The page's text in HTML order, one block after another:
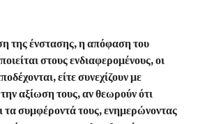
της ένστασης, η απόφαση του
στους ενδιαφερομένους, οι
είτε συνεχίζουν με
αξίωση τους, αν θεωρούν ότι
τα συμφέροντά τους, ενημερώνοντας